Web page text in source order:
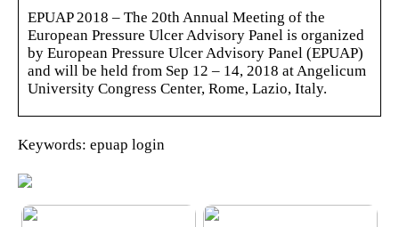
EPUAP 2018 – The 20th Annual Meeting of the
European Pressure Ulcer Advisory Panel is organized
by European Pressure Ulcer Advisory Panel (EPUAP)
and will be held from Sep 12 – 14, 2018 at Angelicum
University Congress Center, Rome, Lazio, Italy.
Keywords: epuap login